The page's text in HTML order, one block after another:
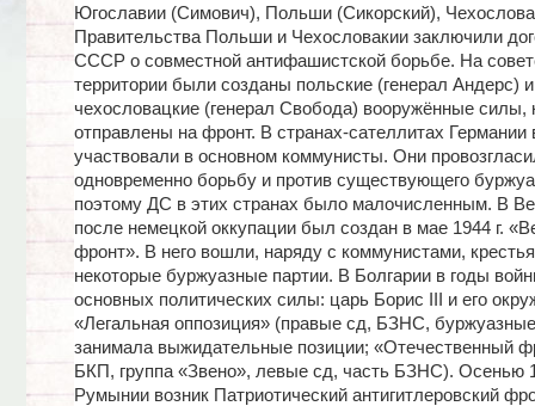
Югославии (Симович), Польши (Сикорский),
Правительства Польши и Чехословакии заключили
СССР о совместной антифашистской борьбе. На
территории были созданы польские (генерал Андерс) и
чехословацкие (генерал Свобода) вооружённые силы,
отправлены на фронт. В странах-сателлитах Германии
участвовали в основном коммунисты. Они
одновременно борьбу и против существующего
поэтому ДС в этих странах было малочисленным. В
после немецкой оккупации был создан в мае 1944 г.
фронт». В него вошли, наряду с коммунистами,
некоторые буржуазные партии. В Болгарии в годы
основных политических силы: царь Борис III и его
«Легальная оппозиция» (правые сд, БЗНС,
занимала выжидательные позиции; «Отечественный
БКП, группа «Звено», левые сд, часть БЗНС). Осенью
Румынии возник Патриотический антигитлеровский